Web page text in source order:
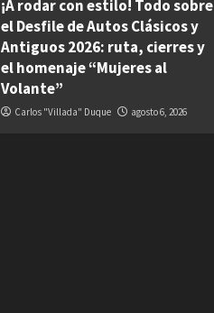
¡A rodar con estilo! Todo sobre
el Desfile de Autos Clásicos y
Antiguos 2026: ruta, cierres y
el homenaje “Mujeres al
Volante”
Carlos "Villada" Duque agosto 6, 2026